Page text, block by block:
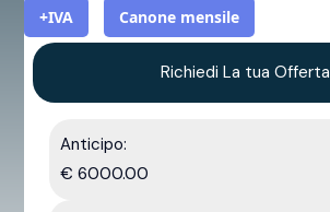
+IVA Canone mensile
Richiedi La tua Offerta
Anticipo:
€ 6000.00